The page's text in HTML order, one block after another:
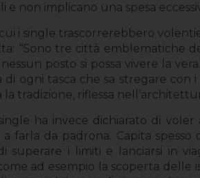
e non implicano una spesa
i single trascorrerebbero
“Sono tre città emblematiche
posto si possa vivere la vera
di ogni tasca che sa stregare
tradizione, riflessa
ha invece dichiarato di
a farla da padrona. Capita
di superare i limiti e lanciarsi in
ad esempio la scoperta delle